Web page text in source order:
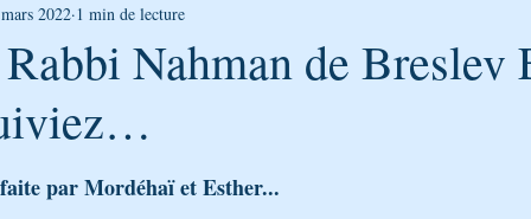
SONDAGE
QUOI DE NEUF A OUMAN
PAROLES DE RABBI ISRAEL
Nahman de Breslev
2022 1 min de lecture
par Mordéhaï et Esther...